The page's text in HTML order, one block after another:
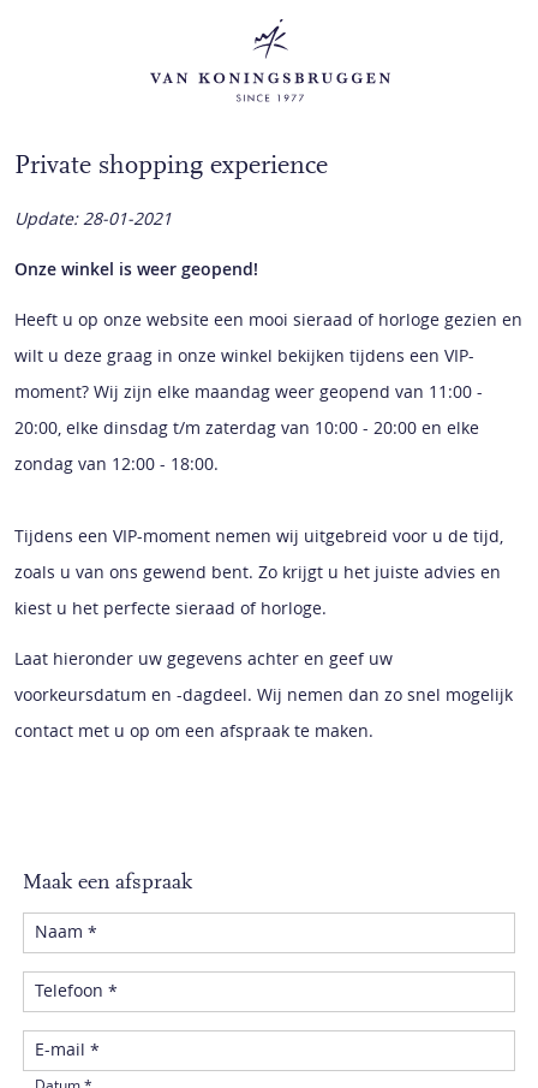
Private shopping experience
Update: 28-01-2021
Onze winkel is weer geopend!
Heeft u op onze website een mooi sieraad of horloge gezien en
wilt u deze graag in onze winkel bekijken tijdens een VIP-
moment? Wij zijn elke maandag weer geopend van 11:00 -
20:00, elke dinsdag t/m zaterdag van 10:00 - 20:00 en elke
zondag van 12:00 - 18:00.
Tijdens een VIP-moment nemen wij uitgebreid voor u de tijd,
zoals u van ons gewend bent. Zo krijgt u het juiste advies en
kiest u het perfecte sieraad of horloge.
Laat hieronder uw gegevens achter en geef uw
voorkeursdatum en -dagdeel. Wij nemen dan zo snel mogelijk
contact met u op om een afspraak te maken.
Maak een afspraak
Naam *
Telefoon *
E-mail *